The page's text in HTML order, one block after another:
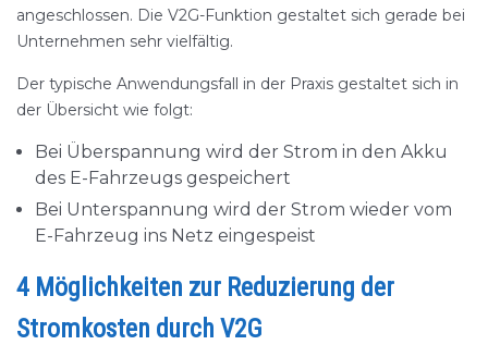
angeschlossen. Die V2G-Funktion gestaltet sich gerade bei
Unternehmen sehr vielfältig.
Der typische Anwendungsfall in der Praxis gestaltet sich in
der Übersicht wie folgt:
Bei Überspannung wird der Strom in den Akku
des E-Fahrzeugs gespeichert
Bei Unterspannung wird der Strom wieder vom
E-Fahrzeug ins Netz eingespeist
4 Möglichkeiten zur Reduzierung der
Stromkosten durch V2G